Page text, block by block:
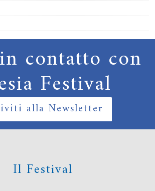
contatto con
Festival
alla Newsletter
Il Festival